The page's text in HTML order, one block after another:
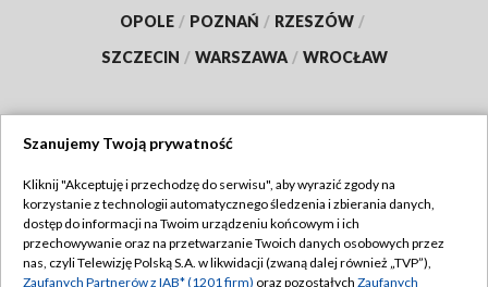
OPOLE / POZNAŃ / RZESZÓW /
SZCZECIN / WARSZAWA / WROCŁAW
TVP
Abonament TVP
Emisja w TVP
Regulamin TVP
Szanujemy Twoją prywatność
Kliknij "Akceptuję i przechodzę do serwisu", aby wyrazić zgody na
korzystanie z technologii automatycznego śledzenia i zbierania danych,
dostęp do informacji na Twoim urządzeniu końcowym i ich
przechowywanie oraz na przetwarzanie Twoich danych osobowych przez
nas, czyli Telewizję Polską S.A. w likwidacji (zwaną dalej również „TVP”),
Zaufanych Partnerów z IAB* (1201 firm) oraz pozostałych Zaufanych